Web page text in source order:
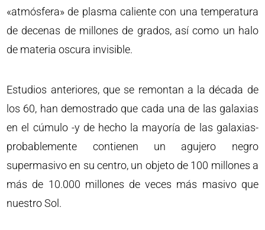
«atmósfera» de plasma caliente con una temperatura
de decenas de millones de grados, así como un halo
de materia oscura invisible.
Estudios anteriores, que se remontan a la década de
los 60, han demostrado que cada una de las galaxias
en el cúmulo -y de hecho la mayoría de las galaxias-
probablemente contienen un agujero negro
supermasivo en su centro, un objeto de 100 millones a
más de 10.000 millones de veces más masivo que
nuestro Sol.